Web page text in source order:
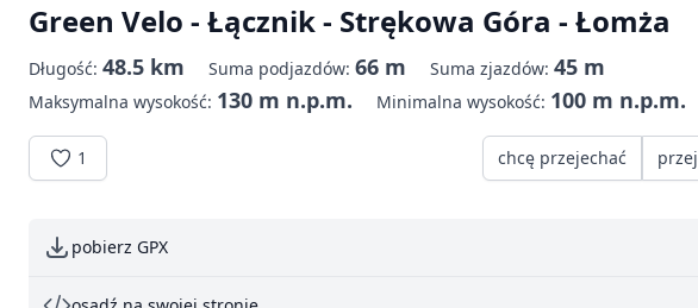
Green Velo - Łącznik - Strękowa Góra - Łomża
Długość: 48.5 km Suma podjazdów: 66 m Suma zjazdów: 45 m
Maksymalna wysokość: 130 m n.p.m. Minimalna wysokość: 100 m n.p.m.
1 chcę przejechać
pobierz GPX